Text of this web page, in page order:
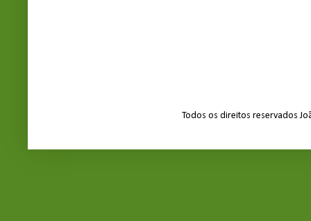
Todos os direitos reservados